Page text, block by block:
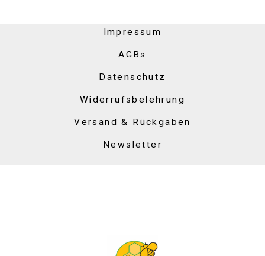
Impressum
AGBs
Datenschutz
Widerrufsbelehrung
Versand & Rückgaben
Newsletter